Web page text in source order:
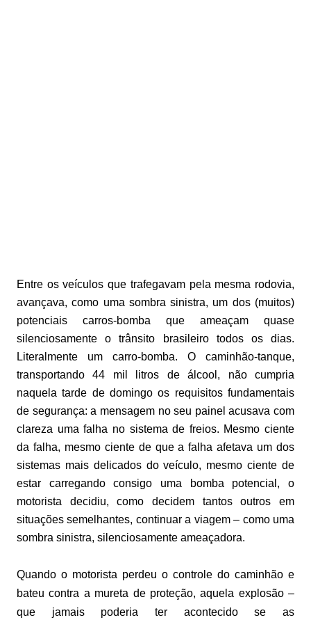
Entre os veículos que trafegavam pela mesma rodovia,
avançava, como uma sombra sinistra, um dos (muitos)
potenciais carros-bomba que ameaçam quase
silenciosamente o trânsito brasileiro todos os dias.
Literalmente um carro-bomba. O caminhão-tanque,
transportando 44 mil litros de álcool, não cumpria
naquela tarde de domingo os requisitos fundamentais
de segurança: a mensagem no seu painel acusava com
clareza uma falha no sistema de freios. Mesmo ciente
da falha, mesmo ciente de que a falha afetava um dos
sistemas mais delicados do veículo, mesmo ciente de
estar carregando consigo uma bomba potencial, o
motorista decidiu, como decidem tantos outros em
situações semelhantes, continuar a viagem – como uma
sombra sinistra, silenciosamente ameaçadora.
Quando o motorista perdeu o controle do caminhão e
bateu contra a mureta de proteção, aquela explosão –
que jamais poderia ter acontecido se as